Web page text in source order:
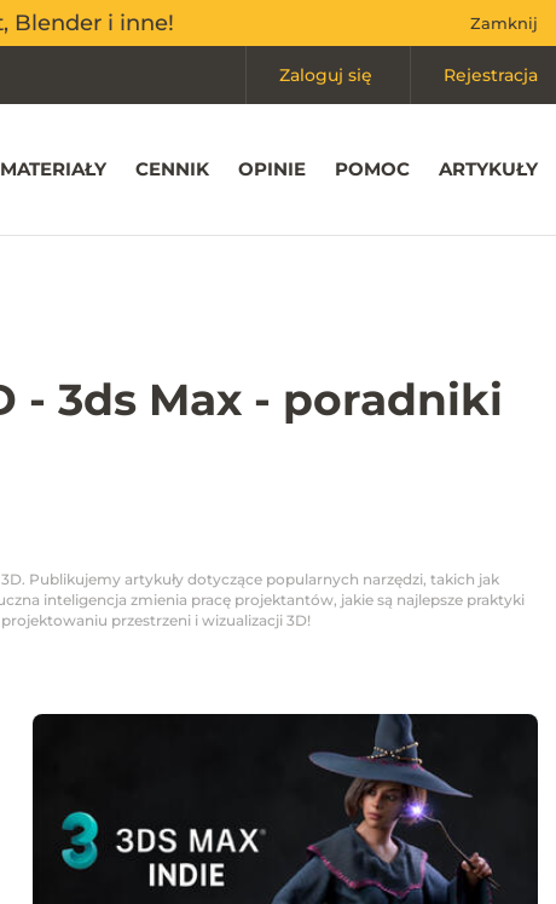
Zamknij
Blender i inne! Zamknij
Blender i inne!
Mój koszyk
Zaloguj się Rejestracja
CENNIK OPINIE POMOC ARTYKUŁY
- 3ds Max - poradniki
Publikujemy artykuły dotyczące popularnych narzędzi, takich jak
inteligencja zmienia pracę projektantów, jakie są najlepsze praktyki
przestrzeni i wizualizacji 3D!